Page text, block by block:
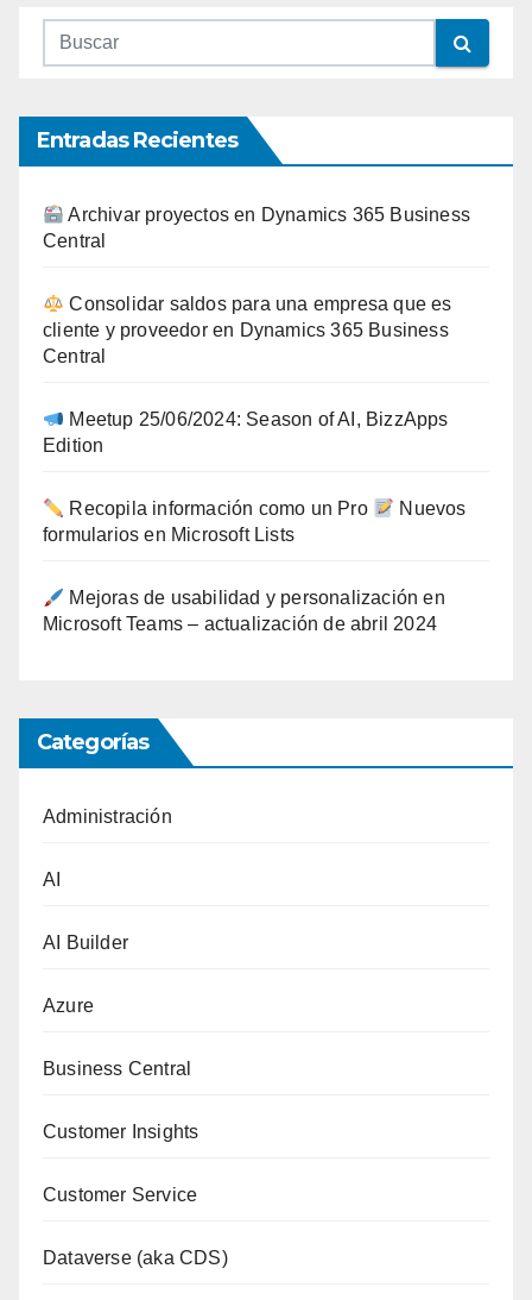
Entradas Recientes
Archivar proyectos en Dynamics 365 Business
Central
Consolidar saldos para una empresa que es
cliente y proveedor en Dynamics 365 Business
Central
Meetup 25/06/2024: Season of AI, BizzApps
Edition
Recopila información como un Pro
Nuevos
formularios en Microsoft Lists
Mejoras de usabilidad y personalización en
Microsoft Teams – actualización de abril 2024
Categorías
Administración
AI
AI Builder
Azure
Business Central
Customer Insights
Customer Service
Dataverse (aka CDS)